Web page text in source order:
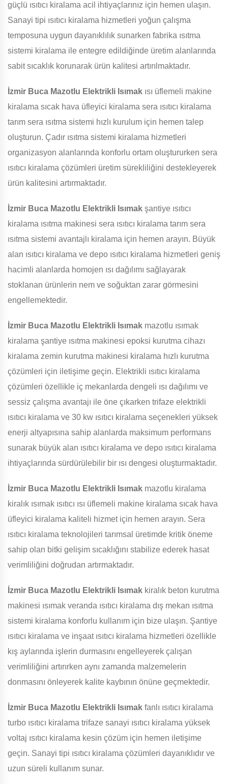
güçlü ısıtıcı kiralama acil ihtiyaçlarınız için hemen ulaşın.
Sanayi tipi ısıtıcı kiralama hizmetleri yoğun çalışma
temposuna uygun dayanıklılık sunarken fabrika ısıtma
sistemi kiralama ile entegre edildiğinde üretim alanlarında
sabit sıcaklık korunarak ürün kalitesi artırılmaktadır.
İzmir Buca Mazotlu Elektrikli Isımak ısı üflemeli makine
kiralama sıcak hava üfleyici kiralama sera ısıtıcı kiralama
tarım sera ısıtma sistemi hızlı kurulum için hemen talep
oluşturun. Çadır ısıtma sistemi kiralama hizmetleri
organizasyon alanlarında konforlu ortam oluştururken sera
ısıtıcı kiralama çözümleri üretim sürekliliğini destekleyerek
ürün kalitesini artırmaktadır.
İzmir Buca Mazotlu Elektrikli Isımak şantiye ısıtıcı
kiralama ısıtma makinesi sera ısıtıcı kiralama tarım sera
ısıtma sistemi avantajlı kiralama için hemen arayın. Büyük
alan ısıtıcı kiralama ve depo ısıtıcı kiralama hizmetleri geniş
hacimli alanlarda homojen ısı dağılımı sağlayarak
stoklanan ürünlerin nem ve soğuktan zarar görmesini
engellemektedir.
İzmir Buca Mazotlu Elektrikli Isımak mazotlu ısımak
kiralama şantiye ısıtma makinesi epoksi kurutma cihazı
kiralama zemin kurutma makinesi kiralama hızlı kurutma
çözümleri için iletişime geçin. Elektrikli ısıtıcı kiralama
çözümleri özellikle iç mekanlarda dengeli ısı dağılımı ve
sessiz çalışma avantajı ile öne çıkarken trifaze elektrikli
ısıtıcı kiralama ve 30 kw ısıtıcı kiralama seçenekleri yüksek
enerji altyapısına sahip alanlarda maksimum performans
sunarak büyük alan ısıtıcı kiralama ve depo ısıtıcı kiralama
ihtiyaçlarında sürdürülebilir bir ısı dengesi oluşturmaktadır.
İzmir Buca Mazotlu Elektrikli Isımak mazotlu kiralama
kiralık ısımak ısıtıcı ısı üflemeli makine kiralama sıcak hava
üfleyici kiralama kaliteli hizmet için hemen arayın. Sera
ısıtıcı kiralama teknolojileri tarımsal üretimde kritik öneme
sahip olan bitki gelişim sıcaklığını stabilize ederek hasat
verimliliğini doğrudan artırmaktadır.
İzmir Buca Mazotlu Elektrikli Isımak kiralık beton kurutma
makinesi ısımak veranda ısıtıcı kiralama dış mekan ısıtma
sistemi kiralama konforlu kullanım için bize ulaşın. Şantiye
ısıtıcı kiralama ve inşaat ısıtıcı kiralama hizmetleri özellikle
kış aylarında işlerin durmasını engelleyerek çalışan
verimliliğini artırırken aynı zamanda malzemelerin
donmasını önleyerek kalite kaybının önüne geçmektedir.
İzmir Buca Mazotlu Elektrikli Isımak fanlı ısıtıcı kiralama
turbo ısıtıcı kiralama trifaze sanayi ısıtıcı kiralama yüksek
voltaj ısıtıcı kiralama kesin çözüm için hemen iletişime
geçin. Sanayi tipi ısıtıcı kiralama çözümleri dayanıklıdır ve
uzun süreli kullanım sunar.